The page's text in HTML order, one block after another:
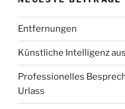
Entfernungen
Künstliche Intelligenz
Professionelles
Urlass